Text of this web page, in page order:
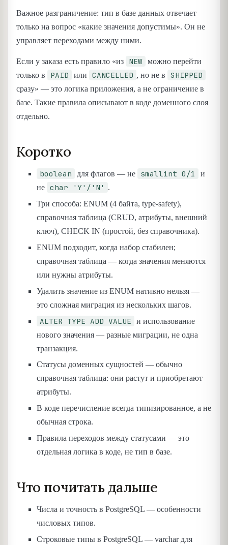
Важное разграничение: тип в базе данных отвечает
только на вопрос «какие значения допустимы». Он не
управляет переходами между ними.
Если у заказа есть правило «из NEW можно перейти
только в
PAID или CANCELLED , но не в SHIPPED
сразу» — это логика приложения, а не ограничение в
базе. Такие правила описывают в коде доменного слоя
отдельно.
Коротко
boolean для флагов — не smallint 0/1
и
не char 'Y'/'N'
.
Три способа: ENUM (4 байта, type-safety),
справочная таблица (CRUD, атрибуты, внешний
ключ), CHECK IN (простой, без справочника).
ENUM подходит, когда набор стабилен;
справочная таблица — когда значения меняются
или нужны атрибуты.
Удалить значение из ENUM нативно нельзя —
это сложная миграция из нескольких шагов.
ALTER TYPE ADD VALUE
и использование
нового значения — разные миграции, не одна
транзакция.
Статусы доменных сущностей — обычно
справочная таблица: они растут и приобретают
атрибуты.
В коде перечисление всегда типизированное, а не
обычная строка.
Правила переходов между статусами — это
отдельная логика в коде, не тип в базе.
Что почитать дальше
Числа и точность в PostgreSQL — особенности
числовых типов.
Строковые типы в PostgreSQL — varchar для